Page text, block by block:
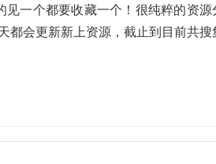
一个都要收藏一个！很纯粹的资源
都会更新新上资源，截止到目前共搜